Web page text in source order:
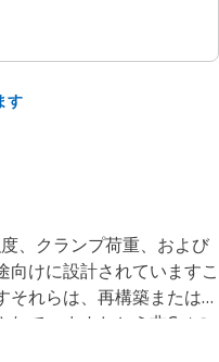
す
、クランプ荷重、および
向けに設計されていますこ
れらは、再構築または機
れていますたとえ非Catの
械に適しているように思